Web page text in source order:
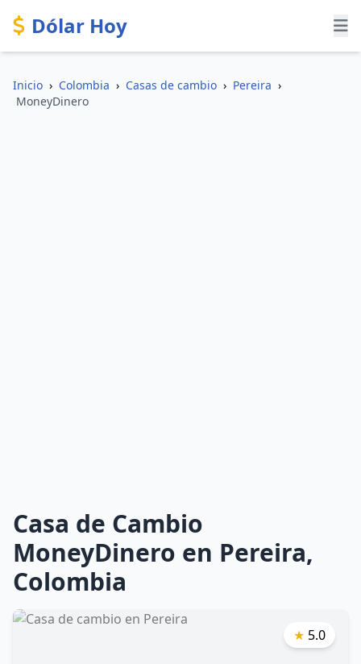
Dólar Hoy
Inicio › Colombia › Casas de cambio › Pereira ›
MoneyDinero
Casa de Cambio
MoneyDinero en Pereira,
Colombia
★ 5.0